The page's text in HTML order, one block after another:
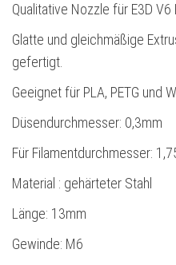
Qualitative Nozzle für E3D V6
Glatte und gleichmäßige
gefertigt.
Geeignet für PLA, PETG und
Düsendurchmesser: 0,3mm
Für Filamentdurchmesser:
Material : gehärteter Stahl
Länge: 13mm
Gewinde: M6